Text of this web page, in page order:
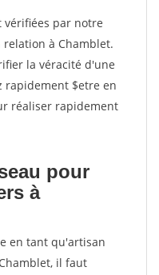
vérifiées par notre
à Chamblet.
la véracité d'une
rapidement $etre en
réaliser rapidement
pour
à
en tant qu'artisan
il faut